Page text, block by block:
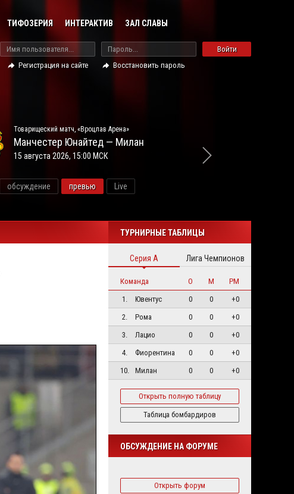
ТИФОЗЕРИЯ ИНТЕРАКТИВ ЗАЛ СЛАВЫ
Войти
Регистрация на сайте
Восстановить пароль
Товарищеский матч, «Вроцлав Арена»
Манчестер Юнайтед — Милан
15 августа 2026, 15:00 МСК
обсуждение превью Live
ТУРНИРНЫЕ ТАБЛИЦЫ
Серия А Лига Чемпионов
Команда О М
РМ
1.
Ювентус 0 0
+0
2.
Рома 0 0
+0
3.
Лацио 0 0
+0
4.
Фиорентина 0 0
+0
10.
Милан 0 0 +0
Открыть полную таблицу
Таблица бомбардиров
ОБСУЖДЕНИЕ НА ФОРУМЕ
Открыть форум